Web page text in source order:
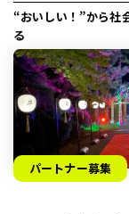
“おいしい！”から社
る
パートナー募集